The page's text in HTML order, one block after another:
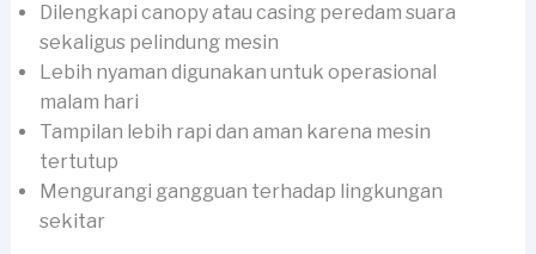
Dilengkapi canopy atau casing peredam suara
sekaligus pelindung mesin
Lebih nyaman digunakan untuk operasional
malam hari
Tampilan lebih rapi dan aman karena mesin
tertutup
Mengurangi gangguan terhadap lingkungan
sekitar